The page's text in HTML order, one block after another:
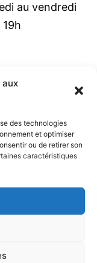
aux
des technologies
et optimiser
ou de retirer son
caractéristiques
au vendredi
pas à